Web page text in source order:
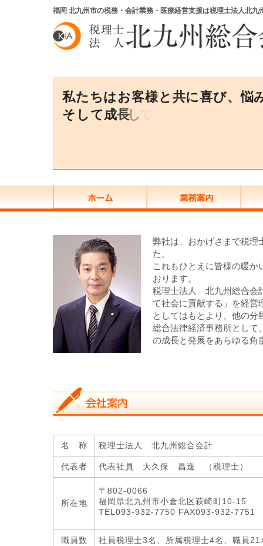
福岡 北九州市の税務・会計業務・医療経営支援は税理士法人北九
私た ちはお客様と 共に喜び、悩
そ して成長し
弊社は、おかげさまで税理
た。
これもひとえに皆様の暖
おります。
税理士法人 北九州総合会
て社会に貢献する」を経営
としてはもとより、他の
総合法律経済事務所として
の成長と発展をあらゆる角
名 称 税理士法人 北九州総合会計
代表者 代表社員 大久保 昌逸 （税理士）
所在地
〒802-0066
福岡県北九州市小倉北区萩崎町10-15
TEL093-932-7750 FAX093-932-
職員数 社員税理士3名、所属税理士4名、職員